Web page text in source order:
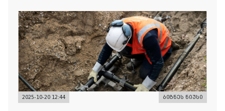
„Raffaello”-ს სასაქონლო ნიშნით უკანონო ნიშანდებული
ტკბილეული
2025-10-20 12:44 ბიზნეს ნიუსი